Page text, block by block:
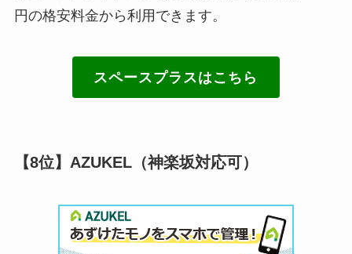
円の格安料金から利用できます。
スペースプラスはこちら
【8位】AZUKEL（神楽坂対応可）